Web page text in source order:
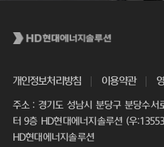
개인정보처리방침 이용약관
주소 : 경기도 성남시 분당구 분당수
터 9층 HD현대에너지솔루션 (우
HD현대에너지솔루션